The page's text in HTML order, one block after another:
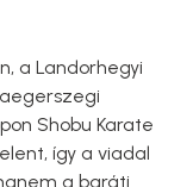
a Landorhegyi
Shobu Karate
így a viadal
a baráti